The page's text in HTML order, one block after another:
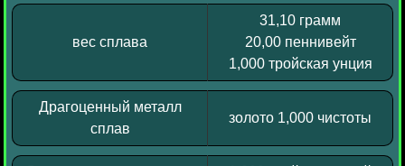
вес сплава
31,10 грамм
20,00 пеннивейт
1,000 тройская унция
Драгоценный металл
сплав
золото 1,000 чистоты